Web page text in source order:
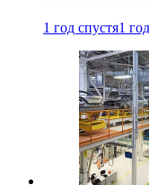
1 год спустя1